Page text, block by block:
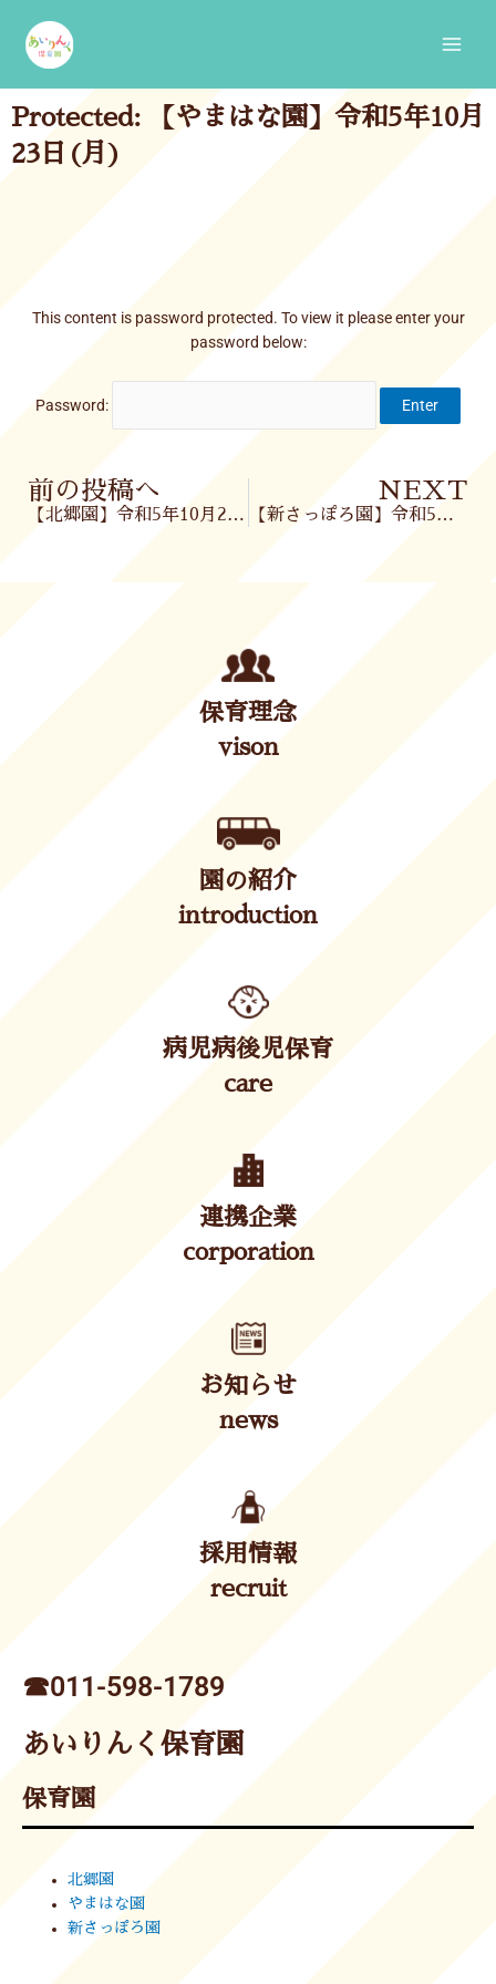
content
Protected: 【やまはな園】令和5年10月
23日(月)
This content is password protected. To view it please enter your
password below:
Password:
Prev
前の投稿へ
【北郷園】令和5年10月23日(月)
NEXT
【新さっぽろ園】令和5年10月24日(火)
保育理念
vison
園の紹介
introduction
病児病後児保育
care
連携企業
corporation
お知らせ
news
採用情報
recruit
☎︎011-598-1789
あいりんく保育園
保育園
北郷園
やまはな園
新さっぽろ園